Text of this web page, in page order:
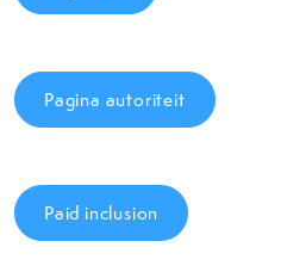
Pagina autoriteit
Paid inclusion